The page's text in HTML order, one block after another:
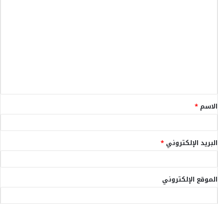
ق
*
الاسم *
البريد الإلكتروني *
الموقع الإلكتروني